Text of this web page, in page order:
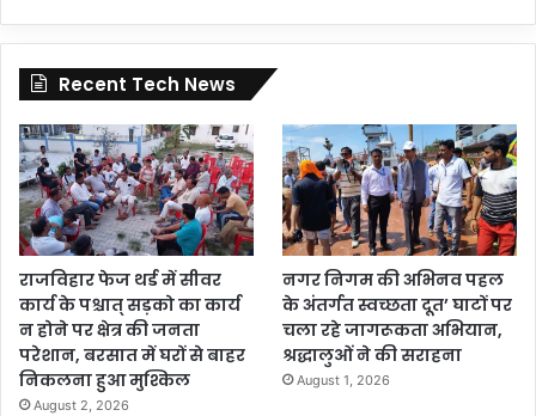
Recent Tech News
राजविहार फेज थर्ड में सीवर
कार्य के पश्चात् सड़को का कार्य
न होने पर क्षेत्र की जनता
परेशान, बरसात में घरों से बाहर
निकलना हुआ मुश्किल
August 2, 2026
नगर निगम की अभिनव पहल
के अंतर्गत स्वच्छता दूत’ घाटों पर
चला रहे जागरूकता अभियान,
श्रद्धालुओं ने की सराहना
August 1, 2026